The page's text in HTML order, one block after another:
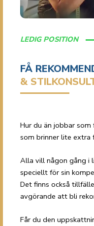
LEDIG POSITION
FÅ
&
Hur du än jobbar
som brinner lite extra
Alla vill någon gång i
speciellt för sin
Det finns också
avgörande att bli
Får du den